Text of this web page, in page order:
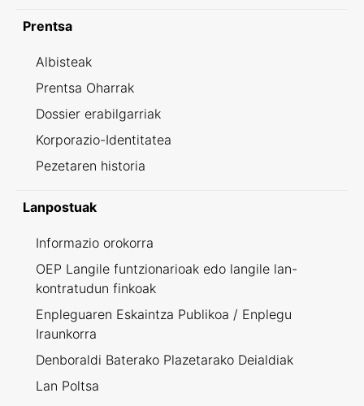
Prentsa
Albisteak
Prentsa Oharrak
Dossier erabilgarriak
Korporazio-Identitatea
Pezetaren historia
Lanpostuak
Informazio orokorra
OEP Langile funtzionarioak edo langile lan-
kontratudun finkoak
Enpleguaren Eskaintza Publikoa / Enplegu
Iraunkorra
Denboraldi Baterako Plazetarako Deialdiak
Lan Poltsa